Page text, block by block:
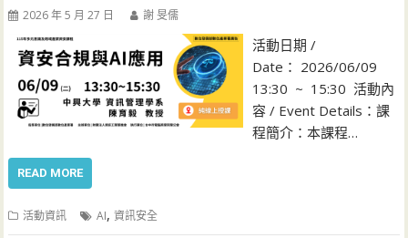
2026 年 5 月 27 日 謝 旻儒
活動日期 /
Date： 2026/06/09
13:30 ~ 15:30 活動內
容 / Event Details：課
程簡介：本課程…
READ MORE
活動資訊 AI,資訊安全